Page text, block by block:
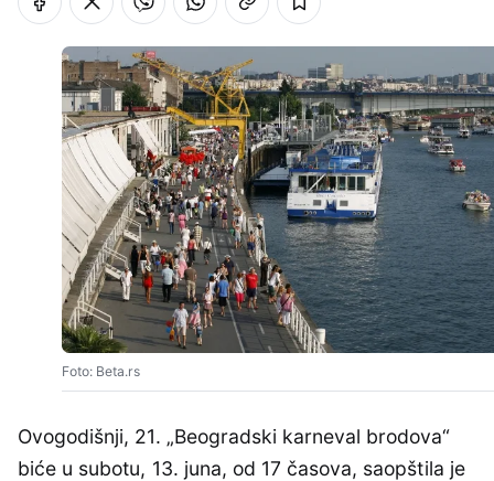
Foto: Beta.rs
Ovogodišnji, 21. „Beogradski karneval brodova“
biće u subotu, 13. juna, od 17 časova, saopštila je